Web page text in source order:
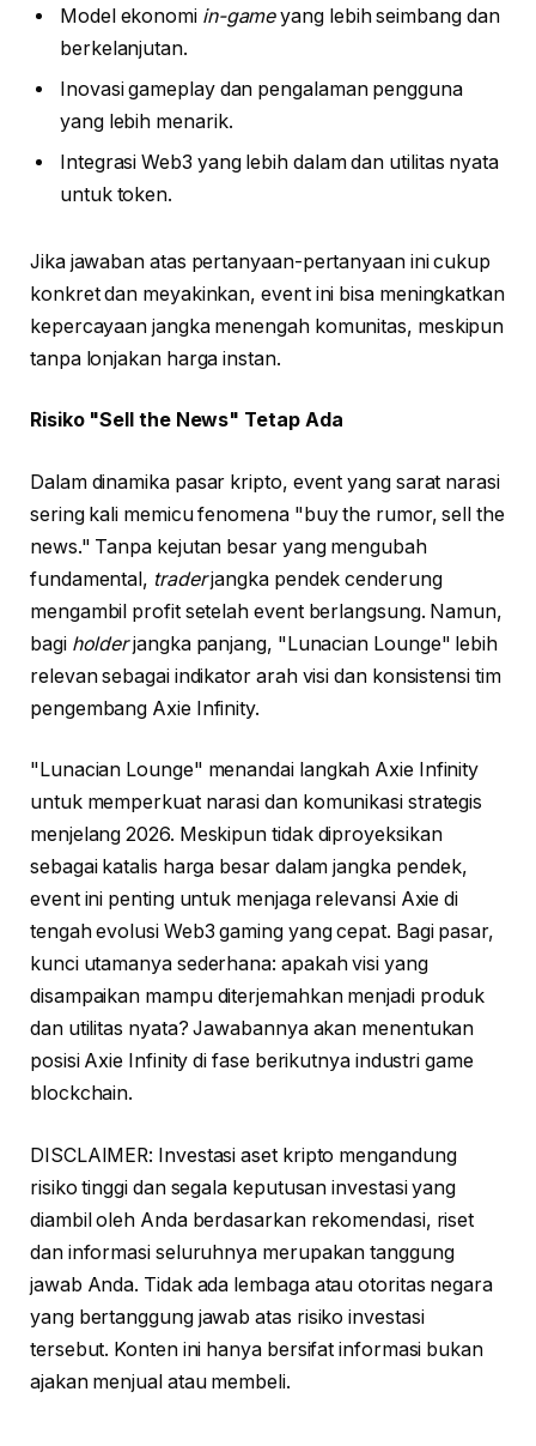
Model ekonomi in-gameyang lebih seimbang dan
berkelanjutan.
Inovasi gameplay dan pengalaman pengguna
yang lebih menarik.
Integrasi Web3 yang lebih dalam dan utilitas nyata
untuk token.
Jika jawaban atas pertanyaan-pertanyaan ini cukup
konkret dan meyakinkan, event ini bisa meningkatkan
kepercayaan jangka menengah komunitas, meskipun
tanpa lonjakan harga instan.
Risiko "Sell the News" Tetap Ada
Dalam dinamika pasar kripto, event yang sarat narasi
sering kali memicu fenomena "buy the rumor, sell the
news." Tanpa kejutan besar yang mengubah
fundamental, traderjangka pendek cenderung
mengambil profit setelah event berlangsung. Namun,
bagi holderjangka panjang, "Lunacian Lounge" lebih
relevan sebagai indikator arah visi dan konsistensi tim
pengembang Axie Infinity.
"Lunacian Lounge" menandai langkah Axie Infinity
untuk memperkuat narasi dan komunikasi strategis
menjelang 2026. Meskipun tidak diproyeksikan
sebagai katalis harga besar dalam jangka pendek,
event ini penting untuk menjaga relevansi Axie di
tengah evolusi Web3 gaming yang cepat. Bagi pasar,
kunci utamanya sederhana: apakah visi yang
disampaikan mampu diterjemahkan menjadi produk
dan utilitas nyata? Jawabannya akan menentukan
posisi Axie Infinity di fase berikutnya industri game
blockchain.
DISCLAIMER: Investasi aset kripto mengandung
risiko tinggi dan segala keputusan investasi yang
diambil oleh Anda berdasarkan rekomendasi, riset
dan informasi seluruhnya merupakan tanggung
jawab Anda. Tidak ada lembaga atau otoritas negara
yang bertanggung jawab atas risiko investasi
tersebut. Konten ini hanya bersifat informasi bukan
ajakan menjual atau membeli.